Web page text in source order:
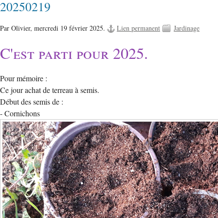
20250219
Par Olivier, mercredi 19 février 2025. Lien permanent Jardinage
C'est parti pour 2025.
Pour mémoire :
Ce jour achat de terreau à semis.
Début des semis de :
- Cornichons